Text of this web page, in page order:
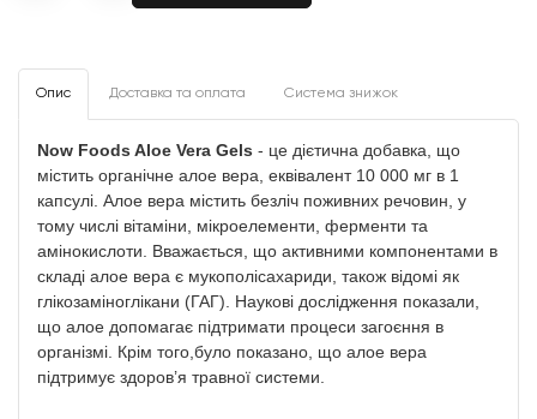
Опис Доставка та оплата Система знижок
Now Foods Aloe Vera Gels - це дієтична добавка, що
містить органічне алое вера, еквівалент 10 000 мг в 1
капсулі. Алое вера містить безліч поживних речовин, у
тому числі вітаміни, мікроелементи, ферменти та
амінокислоти. Вважається, що активними компонентами в
складі алое вера є мукополісахариди, також відомі як
глікозаміноглікани (ГАГ). Наукові дослідження показали,
що алое допомагає підтримати процеси загоєння в
організмі. Крім того,було показано, що алое вера
підтримує здоров’я травної системи.